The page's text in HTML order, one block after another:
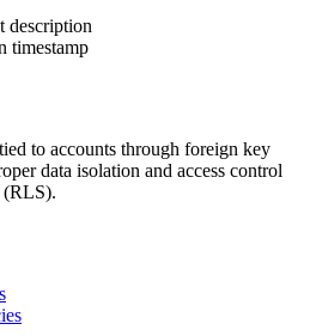
description
timestamp
to accounts through foreign key
data isolation and access control